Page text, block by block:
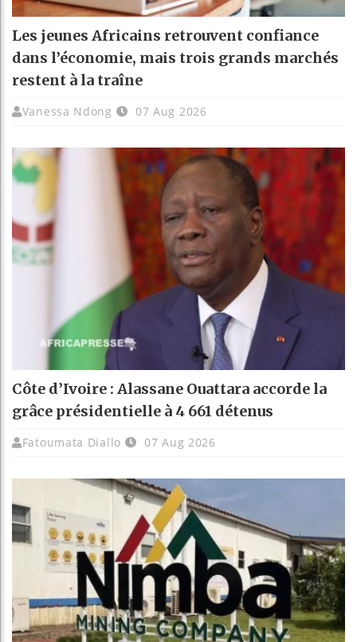
Les jeunes Africains retrouvent confiance
dans l’économie, mais trois grands marchés
restent à la traîne
Vanessa Ndong 07 Aug 2026
Côte d’Ivoire : Alassane Ouattara accorde la
grâce présidentielle à 4 661 détenus
Fatoumata Diallo 07 Aug 2026